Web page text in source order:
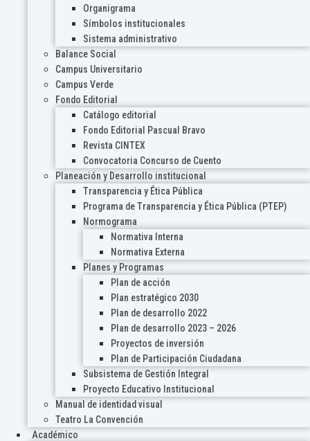
Organigrama
Símbolos institucionales
Sistema administrativo
Balance Social
Campus Universitario
Campus Verde
Fondo Editorial
Catálogo editorial
Fondo Editorial Pascual Bravo
Revista CINTEX
Convocatoria Concurso de Cuento
Planeación y Desarrollo institucional
Transparencia y Ética Pública
Programa de Transparencia y Ética Pública (PTEP)
Normograma
Normativa Interna
Normativa Externa
Planes y Programas
Plan de acción
Plan estratégico 2030
Plan de desarrollo 2022
Plan de desarrollo 2023 – 2026
Proyectos de inversión
Plan de Participación Ciudadana
Subsistema de Gestión Integral
Proyecto Educativo Institucional
Manual de identidad visual
Teatro La Convención
Académico